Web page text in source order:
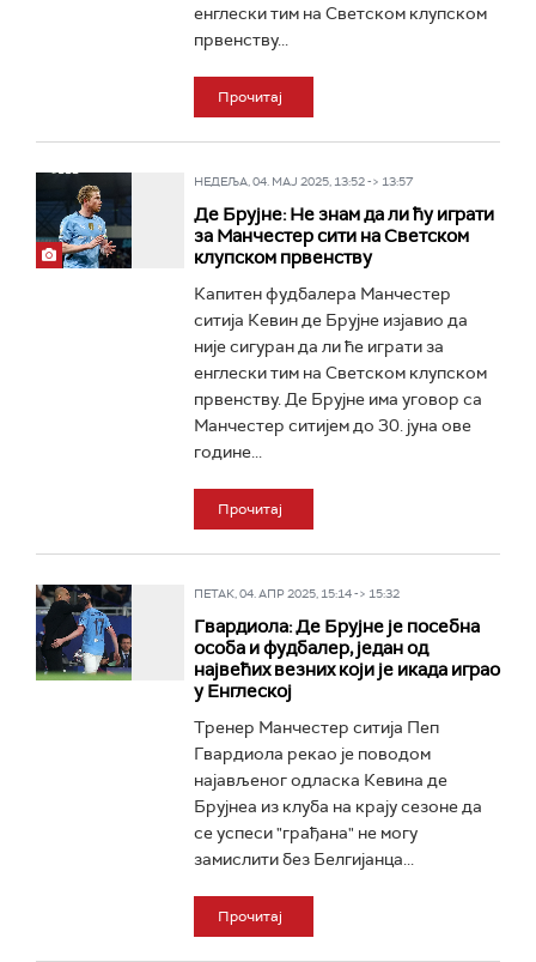
енглески тим на Светском клупском
првенству...
Прочитај
НЕДЕЉА, 04. МАЈ 2025, 13:52 -> 13:57
Де Брујне: Не знам да ли ћу играти
за Манчестер сити на Светском
клупском првенству
Капитен фудбалера Манчестер
ситија Кевин де Брујне изјавио да
није сигуран да ли ће играти за
енглески тим на Светском клупском
првенству. Де Брујне има уговор са
Манчестер ситијем до 30. јуна ове
године...
Прочитај
ПЕТАК, 04. АПР 2025, 15:14 -> 15:32
Гвардиола: Де Брујне је посебна
особа и фудбалер, један од
највећих везних који је икада играо
у Енглеској
Тренер Манчестер ситија Пеп
Гвардиола рекао је поводом
најављеног одласка Кевина де
Брујнеа из клуба на крају сезоне да
се успеси "грађана" не могу
замислити без Белгијанца...
Прочитај